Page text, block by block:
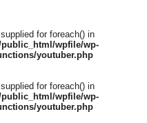
for foreach() in
wpfile/wp-
youtuber.php
for foreach() in
wpfile/wp-
youtuber.php